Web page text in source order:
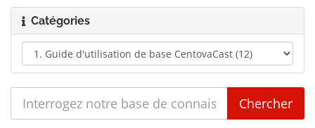
Catégories